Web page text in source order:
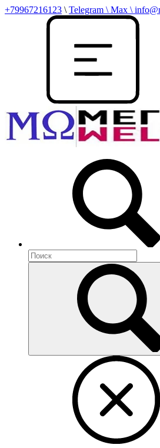
+79967216123 \ Telegram \ Max \